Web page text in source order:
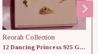
Reorah Collection
12 Dancing Princess 925 Gümüş/ Kolye, Küpe ve Yüzük Set